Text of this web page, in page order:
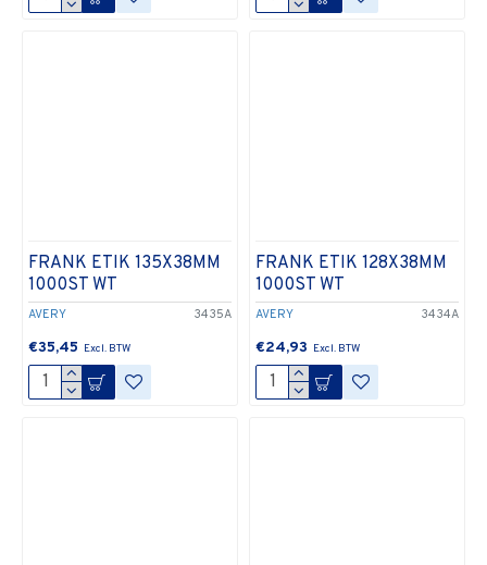
AVERY 3435A
FRANK ETIK 135X38MM
1000ST WT
€35,45
AVERY 3434A
FRANK ETIK 128X38MM
1000ST WT
€24,93